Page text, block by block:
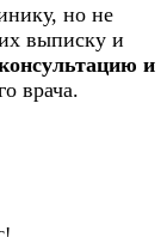
но не
выписку и
и
врача.